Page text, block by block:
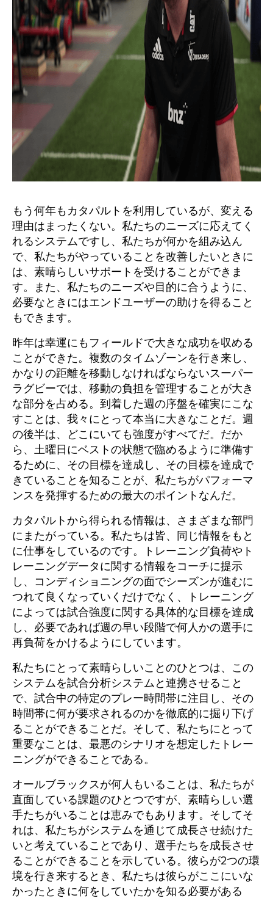
もう何年もカタパルトを利用しているが、変える
理由はまったくない。私たちのニーズに応えてく
れるシステムですし、私たちが何かを組み込ん
で、私たちがやっていることを改善したいときに
は、素晴らしいサポートを受けることができま
す。また、私たちのニーズや目的に合うように、
必要なときにはエンドユーザーの助けを得ること
もできます。
昨年は幸運にもフィールドで大きな成功を収める
ことができた。複数のタイムゾーンを行き来し、
かなりの距離を移動しなければならないスーパー
ラグビーでは、移動の負担を管理することが大き
な部分を占める。到着した週の序盤を確実にこな
すことは、我々にとって本当に大きなことだ。週
の後半は、どこにいても強度がすべてだ。だか
ら、土曜日にベストの状態で臨めるように準備す
るために、その目標を達成し、その目標を達成で
きていることを知ることが、私たちがパフォーマ
ンスを発揮するための最大のポイントなんだ。
カタパルトから得られる情報は、さまざまな部門
にまたがっている。私たちは皆、同じ情報をもと
に仕事をしているのです。トレーニング負荷やト
レーニングデータに関する情報をコーチに提示
し、コンディショニングの面でシーズンが進むに
つれて良くなっていくだけでなく、トレーニング
によっては試合強度に関する具体的な目標を達成
し、必要であれば週の早い段階で何人かの選手に
再負荷をかけるようにしています。
私たちにとって素晴らしいことのひとつは、この
システムを試合分析システムと連携させること
で、試合中の特定のプレー時間帯に注目し、その
時間帯に何が要求されるのかを徹底的に掘り下げ
ることができることだ。そして、私たちにとって
重要なことは、最悪のシナリオを想定したトレー
ニングができることである。
オールブラックスが何人もいることは、私たちが
直面している課題のひとつですが、素晴らしい選
手たちがいることは恵みでもあります。そしてそ
れは、私たちがシステムを通じて成長させ続けた
いと考えていることであり、選手たちを成長させ
ることができることを示している。彼らが2つの環
境を行き来するとき、私たちは彼らがここにいな
かったときに何をしていたかを知る必要がある